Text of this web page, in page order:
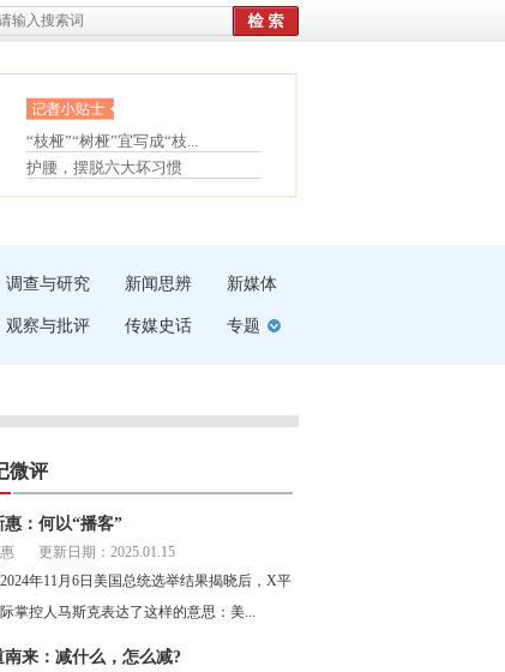
眼白变红或是结膜下出血
“枝桠”“树桠”宜写成“枝...
夏天缓解疲劳有三招
护腰，摆脱六大坏习惯
受伤了冰敷还是热敷
白内障治疗的误区
调查与研究 新闻思辨 新媒体
观察与批评 传媒史话 专题
微评
惠：何以“播客”
更新日期：2025.01.15
年11月6日美国总统选举结果揭晓后，X平
掌控人马斯克表达了这样的意思：美...
南来：减什么，怎么减?